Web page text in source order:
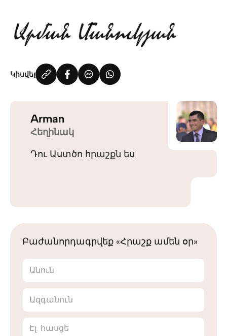
Կիսվել
Arman
Հեղինակ
Դու Աստծո հրաշքն ես
Բաժանորդագրվեք «Հրաշք ամեն օր»
Անուն
Ազգանուն
Էլ. հասցե